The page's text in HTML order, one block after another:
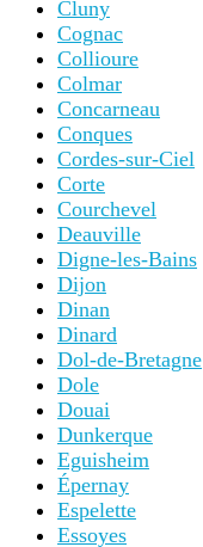
Cluny
Cognac
Collioure
Colmar
Concarneau
Conques
Cordes-sur-Ciel
Corte
Courchevel
Deauville
Digne-les-Bains
Dijon
Dinan
Dinard
Dol-de-Bretagne
Dole
Douai
Dunkerque
Eguisheim
Épernay
Espelette
Essoyes